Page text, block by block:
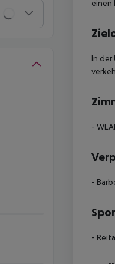
einen
In der
-
-
-